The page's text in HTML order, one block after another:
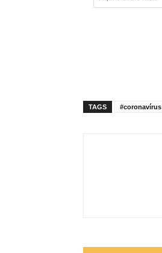
o
TAGS #coronavírus